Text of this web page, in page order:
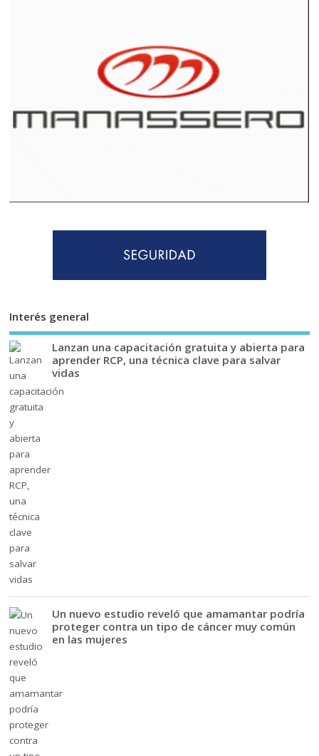
Interés general
Lanzan una capacitación gratuita y abierta para
aprender RCP, una técnica clave para salvar
vidas
Un nuevo estudio reveló que amamantar podría
proteger contra un tipo de cáncer muy común
en las mujeres